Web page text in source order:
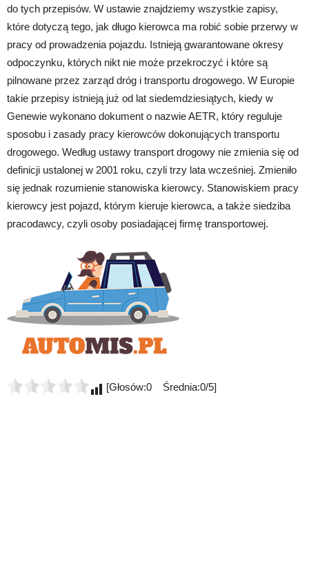
do tych przepisów. W ustawie znajdziemy wszystkie zapisy,
które dotyczą tego, jak długo kierowca ma robić sobie przerwy w
pracy od prowadzenia pojazdu. Istnieją gwarantowane okresy
odpoczynku, których nikt nie może przekroczyć i które są
pilnowane przez zarząd dróg i transportu drogowego. W Europie
takie przepisy istnieją już od lat siedemdziesiątych, kiedy w
Genewie wykonano dokument o nazwie AETR, który reguluje
sposobu i zasady pracy kierowców dokonujących transportu
drogowego. Według ustawy transport drogowy nie zmienia się od
definicji ustalonej w 2001 roku, czyli trzy lata wcześniej. Zmieniło
się jednak rozumienie stanowiska kierowcy. Stanowiskiem pracy
kierowcy jest pojazd, którym kieruje kierowca, a także siedziba
pracodawcy, czyli osoby posiadającej firmę transportowej.
[Głosów:0 Średnia:0/5]